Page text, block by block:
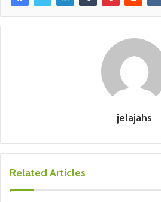
jelajahs
Related Articles